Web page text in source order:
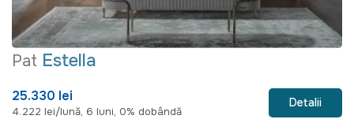
Pat Estella
25.330 lei
4.222 lei/lună, 6 luni, 0% dobândă
Detalii